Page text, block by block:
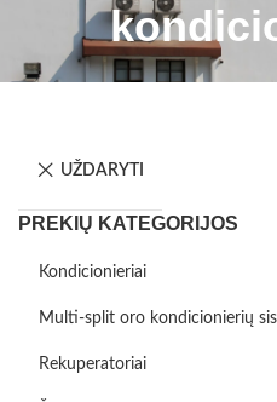
UŽDARYTI
PREKIŲ KATEGORIJOS
Kondicionieriai
Multi-split oro kondicionierių
Rekuperatoriai